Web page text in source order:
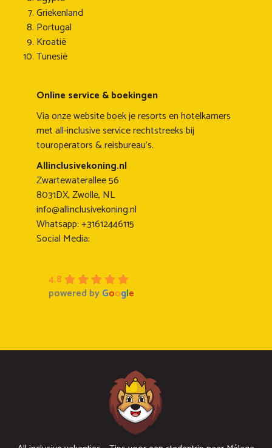
Griekenland
Portugal
Kroatië
Tunesië
Online service & boekingen
Via onze website boek je resorts en hotelkamers
met all-inclusive service rechtstreeks bij
touroperators & reisbureau's.
Allinclusivekoning.nl
Zwartewaterallee 56
8031DX, Zwolle, NL
info@allinclusivekoning.nl
Whatsapp: +31612446115
Social Media:
4.8
powered byGoogle